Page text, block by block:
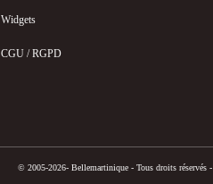
Widgets
CGU / RGPD
© 2005-2026- Bellemartinique - Tous droits réservés -